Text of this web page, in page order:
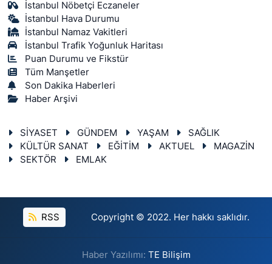
İstanbul Nöbetçi Eczaneler
İstanbul Hava Durumu
İstanbul Namaz Vakitleri
İstanbul Trafik Yoğunluk Haritası
Puan Durumu ve Fikstür
Tüm Manşetler
Son Dakika Haberleri
Haber Arşivi
SİYASET GÜNDEM YAŞAM
SAĞLIK
KÜLTÜR SANAT
EĞİTİM AKTUEL
MAGAZİN
SEKTÖR
EMLAK
RSS Copyright © 2022. Her hakkı saklıdır.
Haber Yazılımı: TE Bilişim